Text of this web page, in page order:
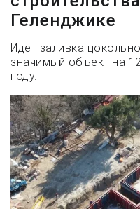
Геленджике
Идёт заливка
значимый объект на
году.